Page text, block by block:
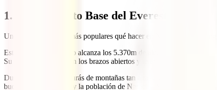
1. Campamento Base del Everest
Uno de los trekkings más populares qué hacer en Nepal es el
Esta ruta de senderismo alcanza los 5.370m de altitud en su punto
Su gente te acogerá con los brazos abiertos y te ayudará en todo lo
Durante la ruta te rodearás de montañas tan altas como el Ama
budista de Tengboche y la población de Namche. Si quieres ver a